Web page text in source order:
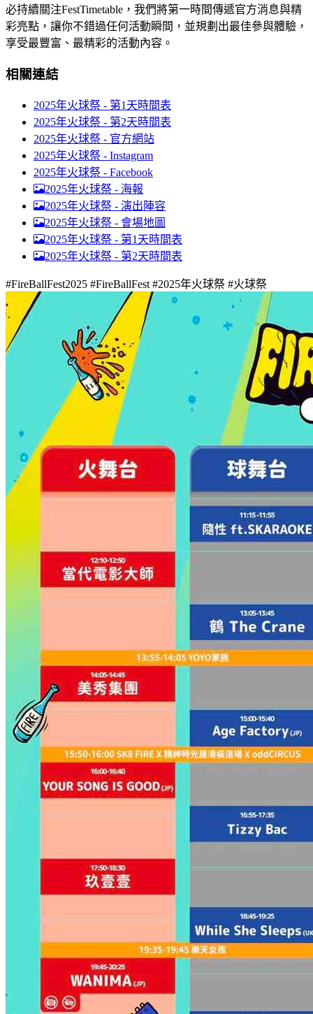
必持續關注FestTimetable，我們將第一時間傳遞官方消息與精
彩亮點，讓你不錯過任何活動瞬間，並規劃出最佳參與體驗，
享受最豐富、最精彩的活動內容。
相關連結
2025年火球祭 - 第1天時間表
2025年火球祭 - 第2天時間表
2025年火球祭 - 官方網站
2025年火球祭 - Instagram
2025年火球祭 - Facebook
2025年火球祭 - 海報
2025年火球祭 - 演出陣容
2025年火球祭 - 會場地圖
2025年火球祭 - 第1天時間表
2025年火球祭 - 第2天時間表
#FireBallFest2025 #FireBallFest #2025年火球祭 #火球祭